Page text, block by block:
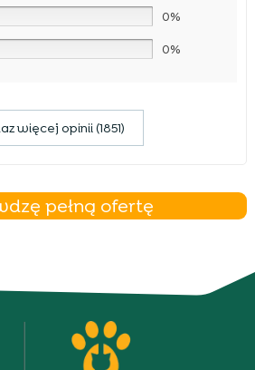
0%
0%
więcej opinii (1851)
pełną ofertę